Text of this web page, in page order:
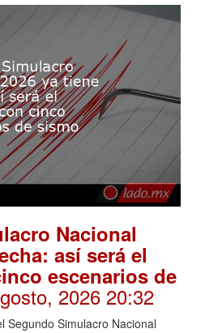
Nacional
así será el
escenarios de
2026 20:32
Segundo Simulacro Nacional